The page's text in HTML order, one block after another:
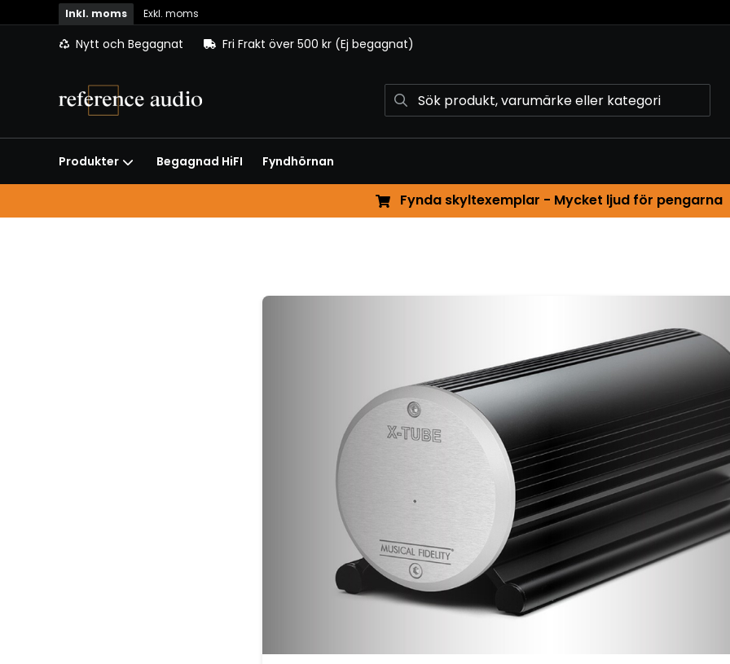
Inkl. moms Exkl. moms
Nytt och Begagnat Fri Frakt över 500 kr (Ej begagnat)
Produkter Begagnad HiFI Fyndhörnan
Fynda skyltexemplar - Mycket ljud för pengarna